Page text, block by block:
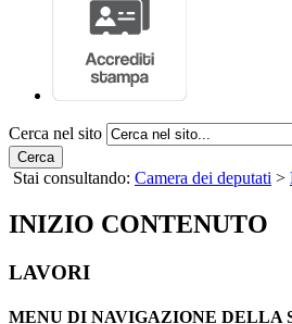
Cerca nel sito
Cerca
Stai consultando: Camera dei deputati >
INIZIO CONTENUTO
LAVORI
MENU DI NAVIGAZIONE DELLA